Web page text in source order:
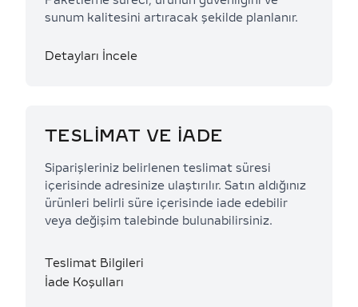
sunum kalitesini artıracak şekilde planlanır.
Detayları İncele
TESLİMAT VE İADE
Siparişleriniz belirlenen teslimat süresi
içerisinde adresinize ulaştırılır. Satın aldığınız
ürünleri belirli süre içerisinde iade edebilir
veya değişim talebinde bulunabilirsiniz.
Teslimat Bilgileri
İade Koşulları